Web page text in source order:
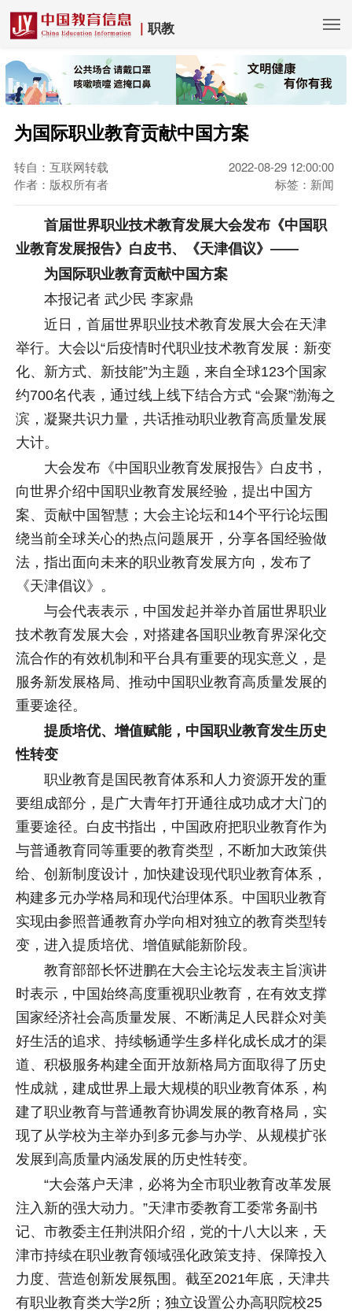
|职教
为国际职业教育贡献中国方案
转自：互联网转载
2022-08-29 12:00:00
作者：版权所有者
标签：新闻
首届世界职业技术教育发展大会发布《中国职
业教育发展报告》白皮书、《天津倡议》——
为国际职业教育贡献中国方案
本报记者 武少民 李家鼎
近日，首届世界职业技术教育发展大会在天津
举行。大会以“后疫情时代职业技术教育发展：新变
化、新方式、新技能”为主题，来自全球123个国家
约700名代表，通过线上线下结合方式 “会聚”渤海之
滨，凝聚共识力量，共话推动职业教育高质量发展
大计。
大会发布《中国职业教育发展报告》白皮书，
向世界介绍中国职业教育发展经验，提出中国方
案、贡献中国智慧；大会主论坛和14个平行论坛围
绕当前全球关心的热点问题展开，分享各国经验做
法，指出面向未来的职业教育发展方向，发布了
《天津倡议》。
与会代表表示，中国发起并举办首届世界职业
技术教育发展大会，对搭建各国职业教育界深化交
流合作的有效机制和平台具有重要的现实意义，是
服务新发展格局、推动中国职业教育高质量发展的
重要途径。
提质培优、增值赋能，中国职业教育发生历史
性转变
职业教育是国民教育体系和人力资源开发的重
要组成部分，是广大青年打开通往成功成才大门的
重要途径。白皮书指出，中国政府把职业教育作为
与普通教育同等重要的教育类型，不断加大政策供
给、创新制度设计，加快建设现代职业教育体系，
构建多元办学格局和现代治理体系。中国职业教育
实现由参照普通教育办学向相对独立的教育类型转
变，进入提质培优、增值赋能新阶段。
教育部部长怀进鹏在大会主论坛发表主旨演讲
时表示，中国始终高度重视职业教育，在有效支撑
国家经济社会高质量发展、不断满足人民群众对美
好生活的追求、持续畅通学生多样化成长成才的渠
道、积极服务构建全面开放新格局方面取得了历史
性成就，建成世界上最大规模的职业教育体系，构
建了职业教育与普通教育协调发展的教育格局，实
现了从学校为主举办到多元参与办学、从规模扩张
发展到高质量内涵发展的历史性转变。
“大会落户天津，必将为全市职业教育改革发展
注入新的强大动力。”天津市委教育工委常务副书
记、市教委主任荆洪阳介绍，党的十八大以来，天
津市持续在职业教育领域强化政策支持、保障投入
力度、营造创新发展氛围。截至2021年底，天津共
有职业教育类大学2所；独立设置公办高职院校25